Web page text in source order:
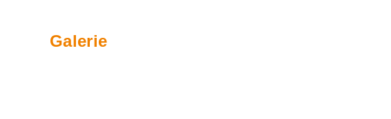
Galerie